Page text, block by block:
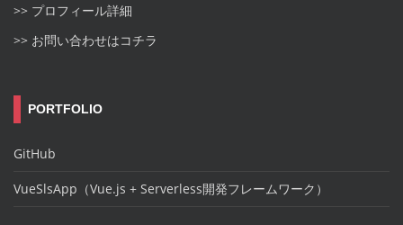
>> プロフィール詳細
>> お問い合わせはコチラ
PORTFOLIO
GitHub
VueSlsApp（Vue.js + Serverless開発フレームワーク）